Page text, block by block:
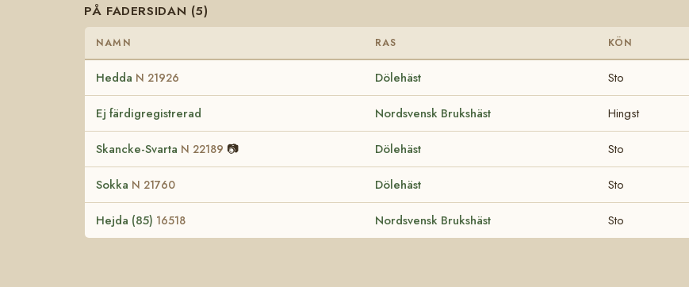
PÅ FADERSIDAN (5)
NAMN RAS KÖN
Hedda N 21926 Dölehäst Sto
Ej färdigregistrerad Nordsvensk Brukshäst Hingst
Skancke-Svarta N 22189 📷 Dölehäst Sto
Sokka N 21760 Dölehäst Sto
Hejda (85) 16518 Nordsvensk Brukshäst Sto